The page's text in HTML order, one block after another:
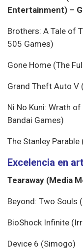
Entertainment) –
Brothers: A Tale of
505 Games)
Gone Home (The
Grand Theft Auto V
Ni No Kuni: Wrath
Bandai Games)
The Stanley
Excelencia en
Tearaway (Media
Beyond: Two Souls
BioShock Infinite
Device 6 (Simogo)